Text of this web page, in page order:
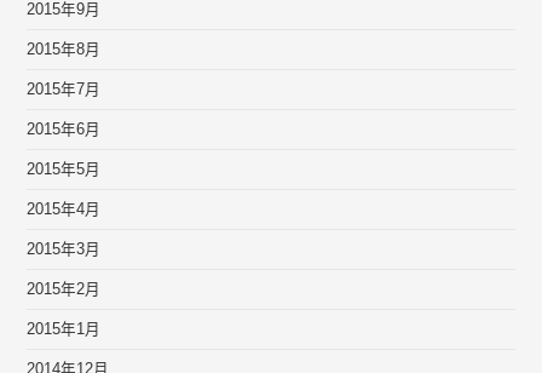
2015年9月
2015年8月
2015年7月
2015年6月
2015年5月
2015年4月
2015年3月
2015年2月
2015年1月
2014年12月